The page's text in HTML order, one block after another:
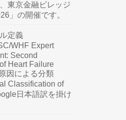
東京金融ビレッジ
」の開催です。
定義
WHF Expert
Second
Heart Failure
因による分類
Classification of
日本語訳を掛け